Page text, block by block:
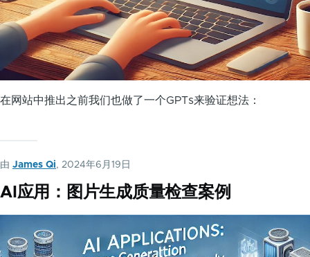
在网站中推出之前我们也做了一个GPTs来验证想法：
由 James Qi, 2024年6月19日
AI应用：图片生成质量检查案例